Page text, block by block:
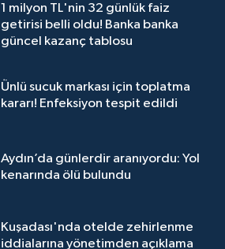
1 milyon TL'nin 32 günlük faiz
getirisi belli oldu! Banka banka
güncel kazanç tablosu
Ünlü sucuk markası için toplatma
kararı! Enfeksiyon tespit edildi
Aydın’da günlerdir aranıyordu: Yol
kenarında ölü bulundu
Kuşadası'nda otelde zehirlenme
iddialarına yönetimden açıklama